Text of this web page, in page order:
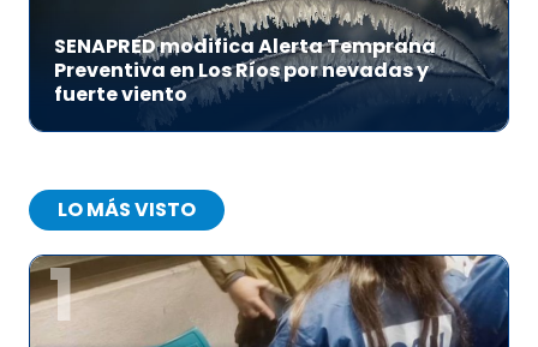
SENAPRED modifica Alerta Temprana
Preventiva en Los Ríos por nevadas y
fuerte viento
LO MÁS VISTO
1